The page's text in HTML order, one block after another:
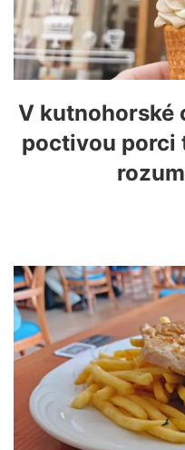
V kutnohorské
poctivou porci